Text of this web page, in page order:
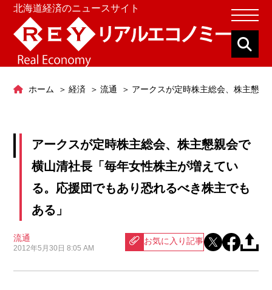
北海道経済のニュースサイト
ホーム 経済 流通 アークスが定時株主総会、株主懇
アークスが定時株主総会、株主懇親会で
横山清社長「毎年女性株主が増えてい
る。応援団でもあり恐れるべき株主でも
ある」
流通
2012年5月30日 8:05 AM
お気に入り記事